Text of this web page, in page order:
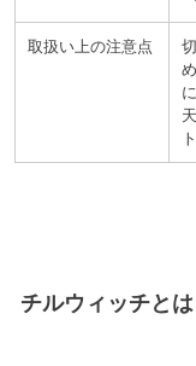
取扱い上の注意点
チルウィッチ